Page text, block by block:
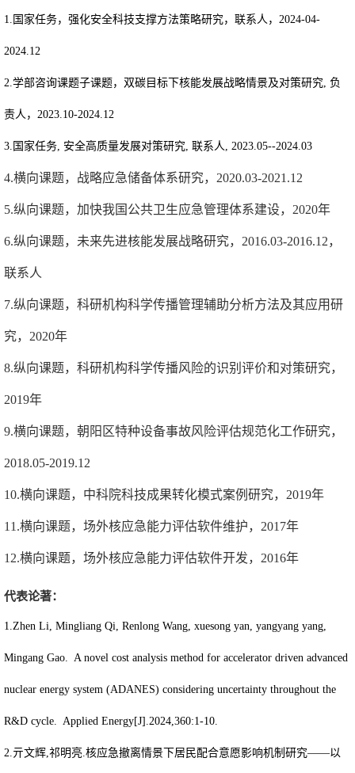
1.国家任务，强化安全科技支撑方法策略研究，联系人， 2024-04-
2024.12
2.学部咨询课题子课题，双碳目标下核能发展战略情景及对策研究, 负
责人， 2023.10-2024.12
3.国家任务, 安全高质量发展对策研究, 联系人, 2023.05--2024.03
4.横向课题，战略应急储备体系研究， 2020.03-2021.12
5.纵向课题，加快我国公共卫生应急管理体系建设， 2020年
6.纵向课题，未来先进核能发展战略研究， 2016.03-2016.12，
联系人
7.纵向课题，科研机构科学传播管理辅助分析方法及其应用研
究， 2020年
8.纵向课题，科研机构科学传播风险的识别评价和对策研究，
2019年
9.横向课题，朝阳区特种设备事故风险评估规范化工作研究，
2018.05-2019.12
10.横向课题，中科院科技成果转化模式案例研究， 2019年
11.横向课题，场外核应急能力评估软件维护， 2017年
12.横向课题，场外核应急能力评估软件开发， 2016年
代表论著：
1.Zhen Li, Mingliang Qi, Renlong Wang, xuesong yan, yangyang yang,
Mingang Gao. A novel cost analysis method for accelerator driven advanced
nuclear energy system (ADANES) considering uncertainty throughout the
R&D cycle. Applied Energy[J].2024,360:1-10.
2.亓文辉,祁明亮.核应急撤离情景下居民配合意愿影响机制研究——以